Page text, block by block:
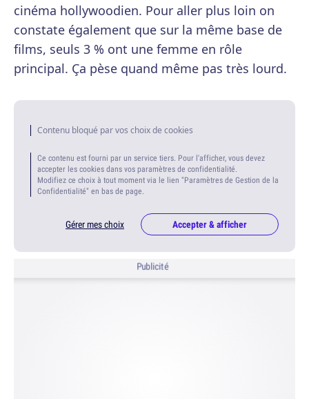
cinéma hollywoodien. Pour aller plus loin on
constate également que sur la même base de
films, seuls 3 % ont une femme en rôle
principal. Ça pèse quand même pas très lourd.
Contenu bloqué par vos choix de cookies
Ce contenu est fourni par un service tiers. Pour l'afficher, vous devez
accepter les cookies dans vos paramètres de confidentialité.
Modifiez ce choix à tout moment via le lien "Paramètres de Gestion de la
Confidentialité" en bas de page.
Gérer mes choix Accepter & afficher
Publicité